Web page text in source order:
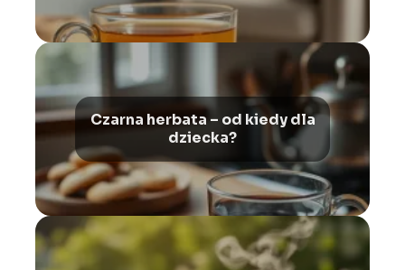
Czarna herbata – od kiedy dla
dziecka?